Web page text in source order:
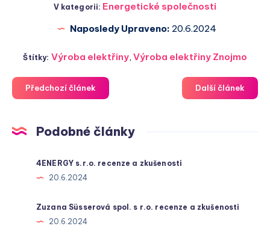
V kategorii: Energetické společnosti
Naposledy Upraveno: 20.6.2024
Štítky: Výroba elektřiny, Výroba elektřiny Znojmo
Předchozí článek Další článek
Podobné články
4ENERGY s.r.o. recenze a zkušenosti
20.6.2024
Zuzana Süsserová spol. s r.o. recenze a zkušenosti
20.6.2024